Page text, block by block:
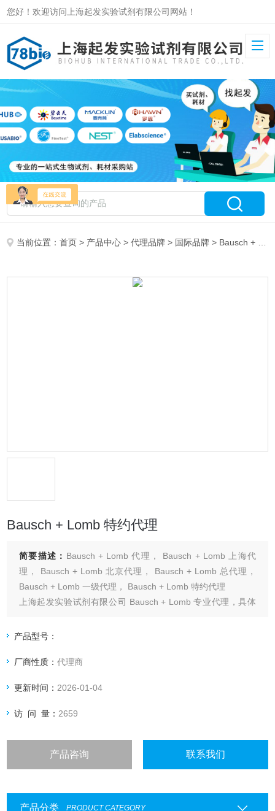
您好！欢迎访问上海起发实验试剂有限公司网站！
当前位置：首页 > 产品中心 >代理品牌 > 国际品牌 > Bausch + Lomb 特约代理
Bausch + Lomb 特约代理
简要描述： Bausch + Lomb 代理， Bausch + Lomb 上海代
理， Bausch + Lomb 北京代理， Bausch + Lomb 总代理，
Bausch + Lomb 一级代理， Bausch + Lomb 特约代理
上海起发实验试剂有限公司 Bausch + Lomb 专业代理，具体
产品型号：
厂商性质：代理商
更新时间： 2026-01-04
访 问 量： 2659
产品咨询 联系我们
产品分类 PRODUCT CATEGORY